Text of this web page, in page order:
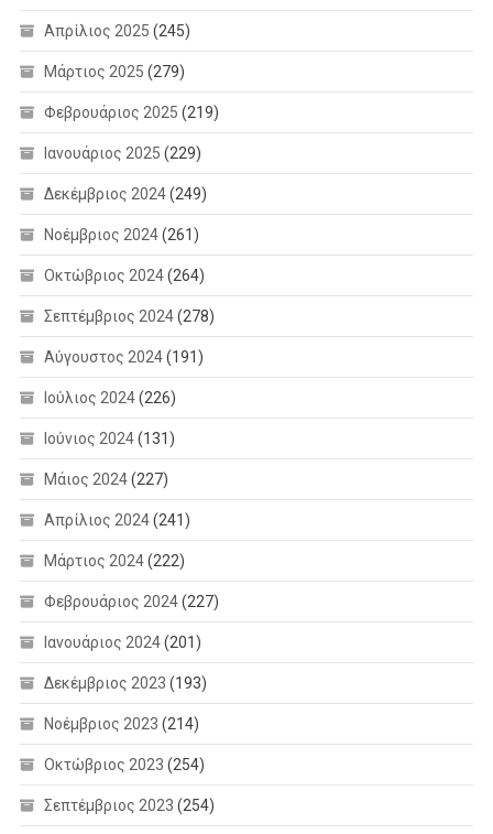
Απρίλιος 2025 (245)
Μάρτιος 2025 (279)
Φεβρουάριος 2025 (219)
Ιανουάριος 2025 (229)
Δεκέμβριος 2024(249)
Νοέμβριος 2024(261)
Οκτώβριος 2024(264)
Σεπτέμβριος 2024(278)
Αύγουστος 2024(191)
Ιούλιος 2024(226)
Ιούνιος 2024(131)
Μάιος 2024(227)
Απρίλιος 2024(241)
Μάρτιος 2024(222)
Φεβρουάριος 2024(227)
Ιανουάριος 2024(201)
Δεκέμβριος 2023 (193)
Νοέμβριος 2023 (214)
Οκτώβριος 2023 (254)
Σεπτέμβριος 2023 (254)